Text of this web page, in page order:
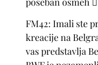
FM42: Imali ste
kreacije na
vas predstavlja